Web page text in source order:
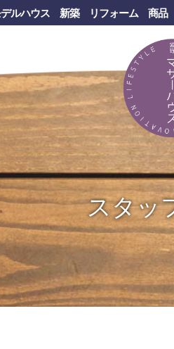
ルハウス 新築 リフォーム 商品
スタッ